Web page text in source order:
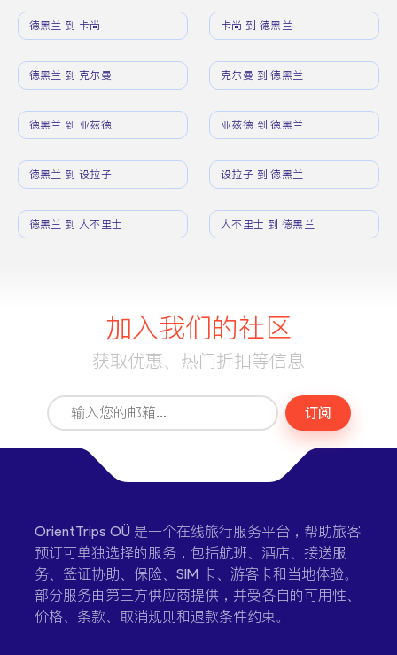
德黑兰 到 卡尚 卡尚 到 德黑兰
德黑兰 到 克尔曼 克尔曼 到 德黑兰
德黑兰 到 亚兹德 亚兹德 到 德黑兰
德黑兰 到 设拉子 设拉子 到 德黑兰
德黑兰 到 大不里士 大不里士 到 德黑兰
加入我们的社区
获取优惠、热门折扣等信息
订阅
OrientTrips OÜ 是一个在线旅行服务平台，帮助旅客
预订可单独选择的服务，包括航班、酒店、接送服
务、签证协助、保险、SIM 卡、游客卡和当地体验。
部分服务由第三方供应商提供，并受各自的可用性、
价格、条款、取消规则和退款条件约束。